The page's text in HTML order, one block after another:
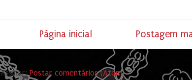
Postagem
Página inicial
Assinar:Postar comentários (Atom)